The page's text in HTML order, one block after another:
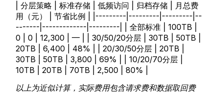
| 分层策略 | 标准存储 | 低频访问 | 归档存储 | 月总费
用（元） | 节省比例 | |---------|---------|---------|--
-------|-------------|---------| | 全部标准 | 100TB |
0 | 0 | 12,300 | — | | 30/50/20分层 | 30TB | 50TB |
20TB | 6,400 | 48% | | 20/30/50分层 | 20TB |
30TB | 50TB | 3,800 | 69% | | 10/20/70分层 |
10TB | 20TB | 70TB | 2,500 | 80% |
以上为近似计算，实际费用包含请求费和数据取回费